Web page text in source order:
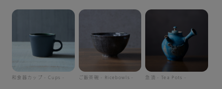
和食器カップ - Cups - ご飯茶碗 - Ricebowls - 急須 - Tea Pots -